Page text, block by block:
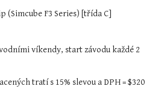
(Simcube F3 Series) [třída C]
víkendy, start závodu každé 2
tratí s 15% slevou a DPH = $320